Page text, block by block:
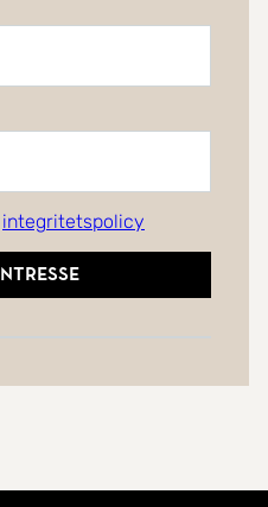
integritetspolicy